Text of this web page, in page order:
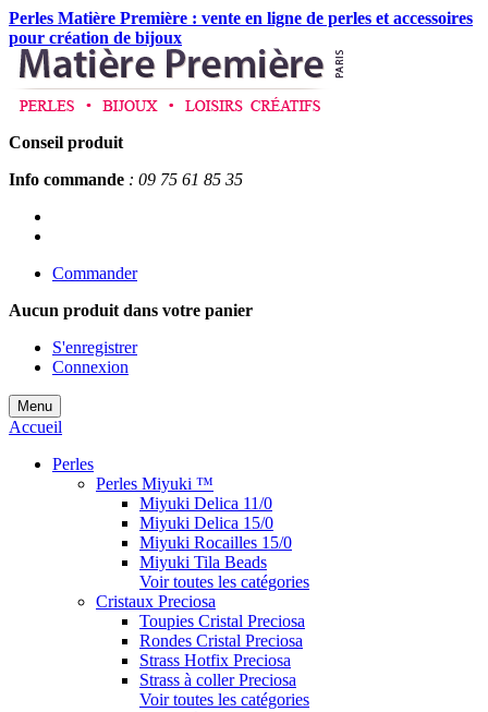
Perles Matière Première : vente en ligne de perles et accessoires
pour création de bijoux
Conseil produit
Info commande : 09 75 61 85 35
Commander
Aucun produit dans votre panier
S'enregistrer
Connexion
Menu
Accueil
Perles
Perles Miyuki ™
Miyuki Delica 11/0
Miyuki Delica 15/0
Miyuki Rocailles 15/0
Miyuki Tila Beads
Voir toutes les catégories
Cristaux Preciosa
Toupies Cristal Preciosa
Rondes Cristal Preciosa
Strass Hotfix Preciosa
Strass à coller Preciosa
Voir toutes les catégories